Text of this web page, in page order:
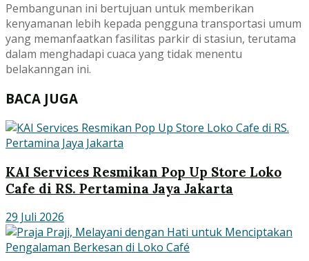
Pembangunan ini bertujuan untuk memberikan
kenyamanan lebih kepada pengguna transportasi umum
yang memanfaatkan fasilitas parkir di stasiun, terutama
dalam menghadapi cuaca yang tidak menentu
belakanngan ini.
BACA JUGA
KAI Services Resmikan Pop Up Store Loko
Cafe di RS. Pertamina Jaya Jakarta
29 Juli 2026